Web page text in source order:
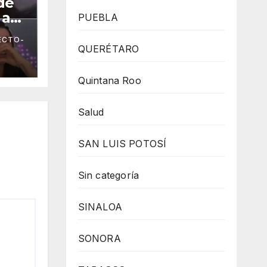
PUEBLA
QUERÉTARO
Quintana Roo
Salud
SAN LUIS POTOSÍ
Sin categoría
SINALOA
SONORA